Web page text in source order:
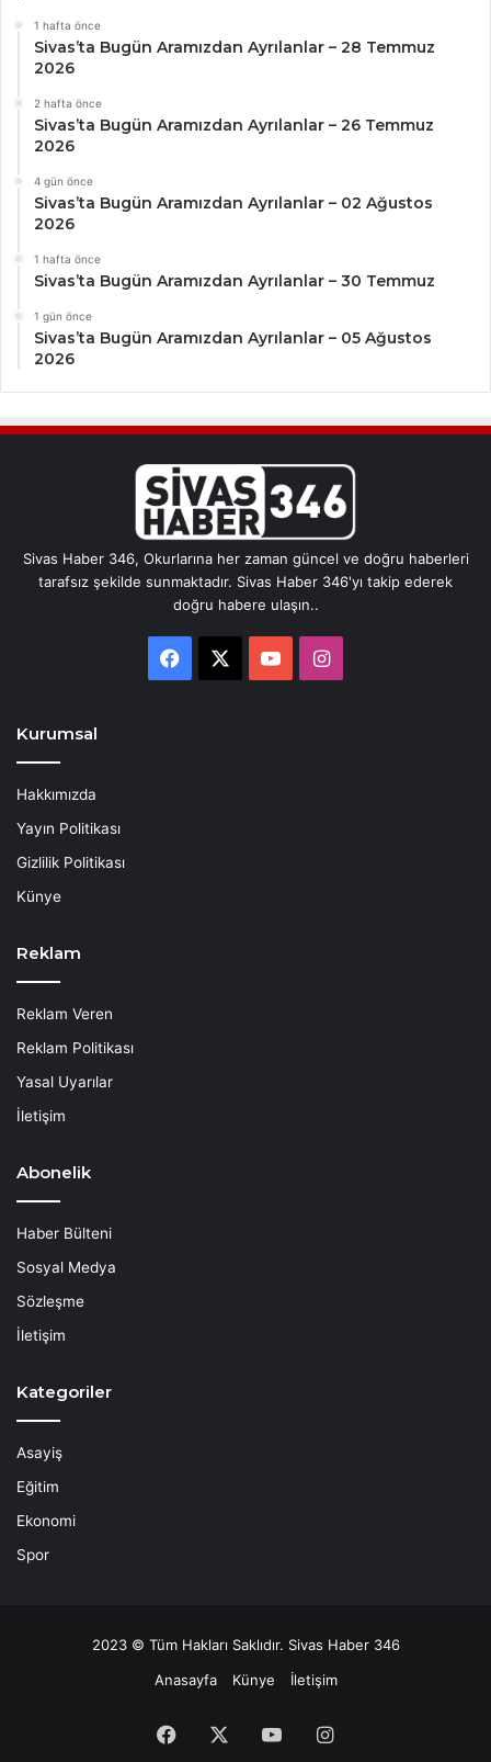
1 hafta önce
Sivas’ta Bugün Aramızdan Ayrılanlar – 28 Temmuz
2026
2 hafta önce
Sivas’ta Bugün Aramızdan Ayrılanlar – 26 Temmuz
2026
4 gün önce
Sivas’ta Bugün Aramızdan Ayrılanlar – 02 Ağustos
2026
1 hafta önce
Sivas’ta Bugün Aramızdan Ayrılanlar – 30 Temmuz
1 gün önce
Sivas’ta Bugün Aramızdan Ayrılanlar – 05 Ağustos
2026
Sivas Haber 346, Okurlarına her zaman güncel ve doğru haberleri
tarafsız şekilde sunmaktadır. Sivas Haber 346'yı takip ederek
doğru habere ulaşın..
Facebook YouTubeInstagram
Kurumsal
Hakkımızda
Yayın Politikası
Gizlilik Politikası
Künye
Reklam
Reklam Veren
Reklam Politikası
Yasal Uyarılar
İletişim
Abonelik
Haber Bülteni
Sosyal Medya
Sözleşme
İletişim
Kategoriler
Asayiş
Eğitim
Ekonomi
Spor
2023 © Tüm Hakları Saklıdır. Sivas Haber 346
Anasayfa
Künye İletişim
Facebook YouTubeInstagram